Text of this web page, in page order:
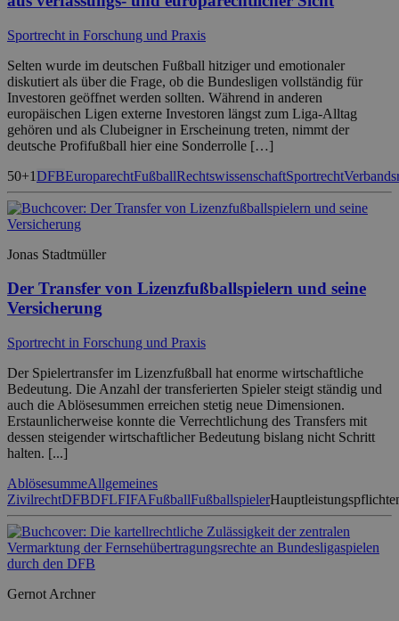
Sportrecht in Forschung und Praxis
Selten wurde im deutschen Fußball hitziger und emotionaler
diskutiert als über die Frage, ob die Bundesligen vollständig für
Investoren geöffnet werden sollten. Während in anderen
europäischen Ligen externe Investoren längst zum Liga-Alltag
gehören und als Clubeigner in Erscheinung treten, nimmt der
deutsche Profifußball hier eine Sonderrolle […]
50+1DFBEuroparechtFußballRechtswissenschaftSportrecht
Jonas Stadtmüller
Der Transfer von Lizenzfußballspielern und seine
Versicherung
Sportrecht in Forschung und Praxis
Der Spielertransfer im Lizenzfußball hat enorme wirtschaftliche
Bedeutung. Die Anzahl der transferierten Spieler steigt ständig und
auch die Ablösesummen erreichen stetig neue Dimensionen.
Erstaunlicherweise konnte die Verrechtlichung des Transfers mit
dessen steigender wirtschaftlicher Bedeutung bislang nicht Schritt
halten. [...]
AblösesummeAllgemeines
ZivilrechtDFBDFLFIFAFußballFußballspieler
Gernot Archner